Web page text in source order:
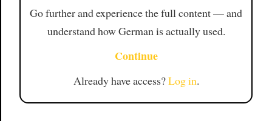
Go further and experience the full content — and
understand how German is actually used.
Continue
Already have access?Log in.